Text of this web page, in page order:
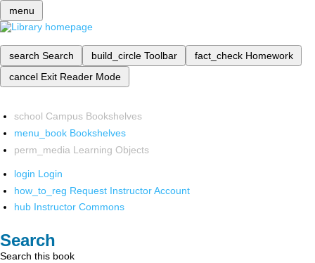
menu
search Search build_circle Toolbar fact_check Homework
cancel Exit Reader Mode
school Campus Bookshelves
menu_book Bookshelves
perm_media Learning Objects
login Login
how_to_reg Request Instructor Account
hub Instructor Commons
Search
Search this book